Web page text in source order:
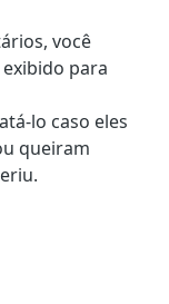
você
para
lo caso eles
queiram